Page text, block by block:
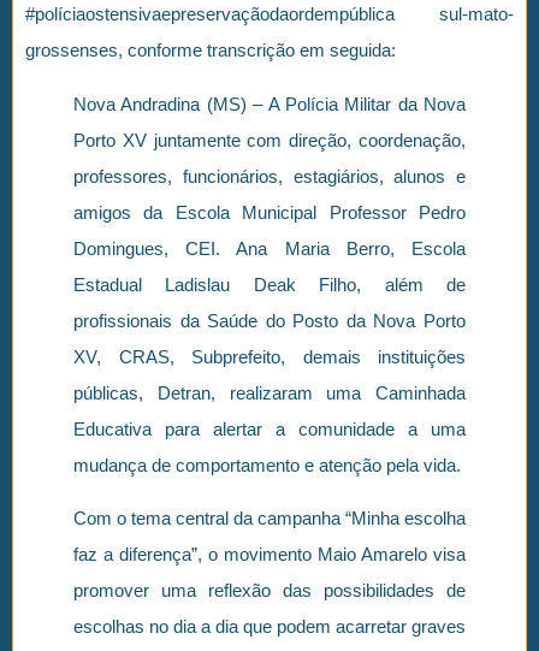
#políciaostensivaepreservaçãodaordempública sul-mato-
grossenses, conforme transcrição em seguida:
Nova Andradina (MS) – A Polícia Militar da Nova
Porto XV juntamente com direção, coordenação,
professores, funcionários, estagiários, alunos e
amigos da Escola Municipal Professor Pedro
Domingues, CEI. Ana Maria Berro, Escola
Estadual Ladislau Deak Filho, além de
profissionais da Saúde do Posto da Nova Porto
XV, CRAS, Subprefeito, demais instituições
públicas, Detran, realizaram uma Caminhada
Educativa para alertar a comunidade a uma
mudança de comportamento e atenção pela vida.
Com o tema central da campanha “Minha escolha
faz a diferença”, o movimento Maio Amarelo visa
promover uma reflexão das possibilidades de
escolhas no dia a dia que podem acarretar graves